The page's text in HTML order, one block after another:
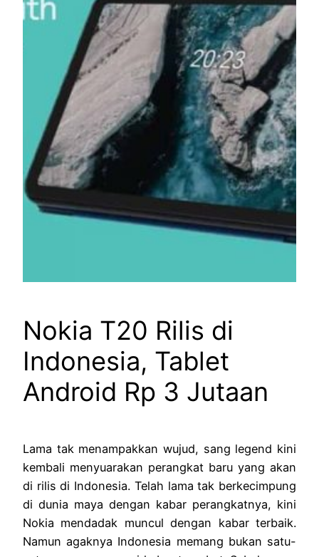
Nokia T20 Rilis di
Indonesia, Tablet
Android Rp 3 Jutaan
Lama tak menampakkan wujud, sang legend kini
kembali menyuarakan perangkat baru yang akan
di rilis di Indonesia. Telah lama tak berkecimpung
di dunia maya dengan kabar perangkatnya, kini
Nokia mendadak muncul dengan kabar terbaik.
Namun agaknya Indonesia memang bukan satu-